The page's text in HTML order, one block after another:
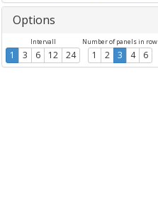
Options
Intervall
1 3 6 12 24
Number of panels in row
1 2 3 4 6